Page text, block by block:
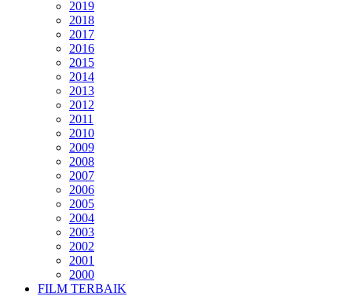
2019
2018
2017
2016
2015
2014
2013
2012
2011
2010
2009
2008
2007
2006
2005
2004
2003
2002
2001
2000
FILM TERBAIK